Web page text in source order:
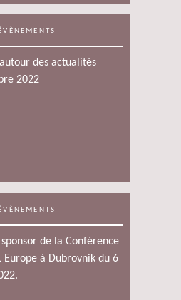
des actualités
2022
de la Conférence
Europe à Dubrovnik du 6